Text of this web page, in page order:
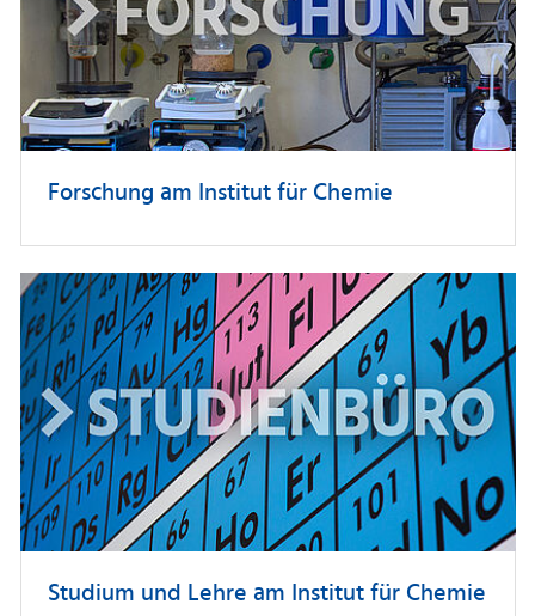
Forschung am Institut für Chemie
Studium und Lehre am Institut für Chemie